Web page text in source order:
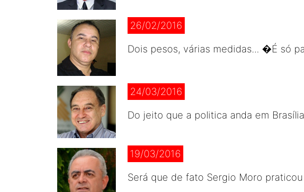
26/02/2016
Dois pesos, várias medidas... �É só
24/03/2016
Do jeito que a politica anda em
19/03/2016
Será que de fato Sergio Moro